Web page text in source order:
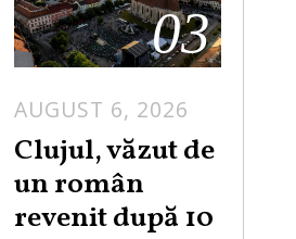
03
AUGUST 6, 2026
Clujul, văzut de
un român
revenit după 10